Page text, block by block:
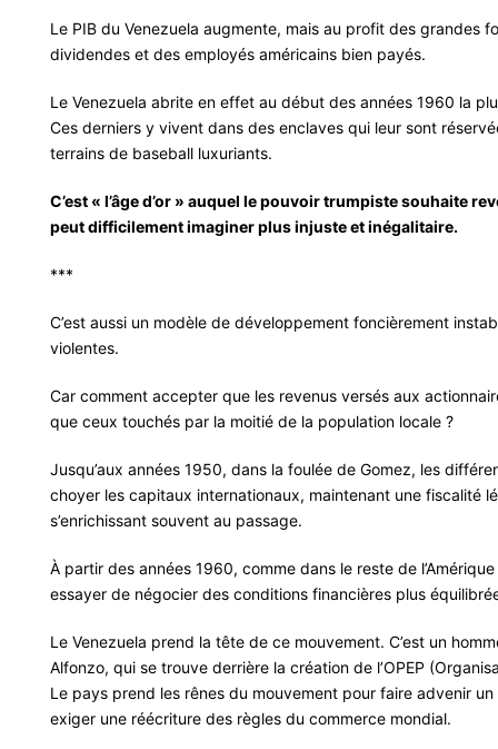
Le PIB du Venezuela augmente, mais au profit des grandes
dividendes et des employés américains bien payés.
Le Venezuela abrite en effet au début des années 1960 la
Ces derniers y vivent dans des enclaves qui leur sont
terrains de baseball luxuriants.
C’est « l’âge d’or » auquel le pouvoir trumpiste souhaite
peut difficilement imaginer plus injuste et inégalitaire.
***
C’est aussi un modèle de développement foncièrement
violentes.
Car comment accepter que les revenus versés aux
que ceux touchés par la moitié de la population locale ?
Jusqu’aux années 1950, dans la foulée de Gomez, les
choyer les capitaux internationaux, maintenant une fiscalité
s’enrichissant souvent au passage.
À partir des années 1960, comme dans le reste de
essayer de négocier des conditions financières plus
Le Venezuela prend la tête de ce mouvement. C’est un
Alfonzo, qui se trouve derrière la création de l’OPEP
Le pays prend les rênes du mouvement pour faire advenir
exiger une réécriture des règles du commerce mondial.